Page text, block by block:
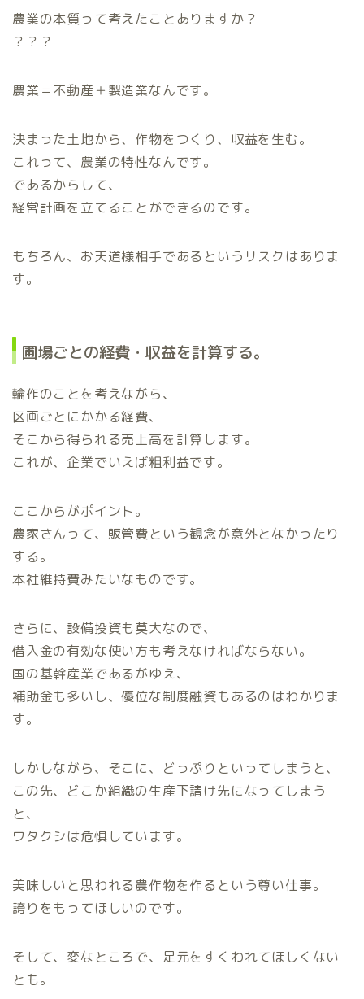
農業の本質って考えたことありますか？
？？？
農業＝不動産＋製造業なんです。
決まった土地から、作物をつくり、収益を生む。
これって、農業の特性なんです。
であるからして、
経営計画を立てることができるのです。
もちろん、お天道様相手であるというリスクはありま
す。
圃場ごとの経費・収益を計算する。
輪作のことを考えながら、
区画ごとにかかる経費、
そこから得られる売上高を計算します。
これが、企業でいえば粗利益です。
ここからがポイント。
農家さんって、販管費という観念が意外となかったり
する。
本社維持費みたいなものです。
さらに、設備投資も莫大なので、
借入金の有効な使い方も考えなければならない。
国の基幹産業であるがゆえ、
補助金も多いし、優位な制度融資もあるのはわかりま
す。
しかしながら、そこに、どっぷりといってしまうと、
この先、どこか組織の生産下請け先になってしまう
と、
ワタクシは危惧しています。
美味しいと思われる農作物を作るという尊い仕事。
誇りをもってほしいのです。
そして、変なところで、足元をすくわれてほしくない
とも。